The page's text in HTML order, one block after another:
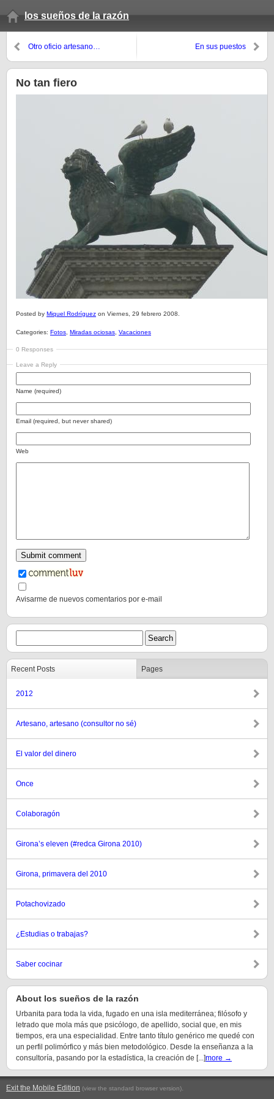
los sueños de la razón
Otro oficio artesano… En sus puestos
No tan fiero
Posted by Miquel Rodríguez on Viernes, 29 febrero 2008.
Categories: Fotos Miradas ociosas Vacaciones
0 Responses
Leave a Reply
Name (required)
Email (required, but never shared)
Web
Avisarme de nuevos comentarios por e-mail
Recent Posts Pages
2012
Artesano, artesano (consultor no sé)
El valor del dinero
Once
Colaboragón
Girona’s eleven (#redca Girona 2010)
Girona, primavera del 2010
Potachovizado
¿Estudias o trabajas?
Saber cocinar
About los sueños de la razón
Urbanita para toda la vida, fugado en una isla mediterránea; filósofo y
letrado que mola más que psicólogo, de apellido, social que, en mis
tiempos, era una especialidad. Entre tanto título genérico me quedé con
un perfil polimórfico y más bien metodológico. Desde la enseñanza a la
consultoría, pasando por la estadística, la creación de [...]more →
Exit the Mobile Edition (view the standard browser version).